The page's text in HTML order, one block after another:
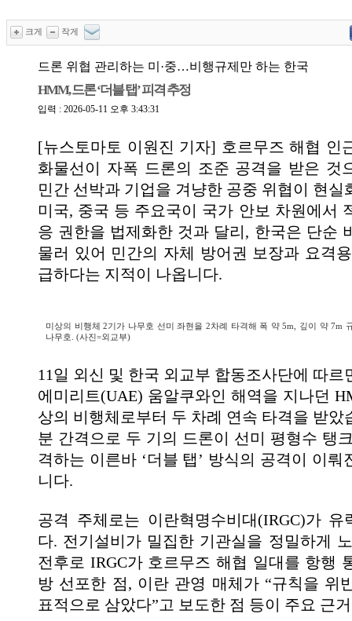
크게 작게
드론 위협 관리하는 미·중…비행규제만 하는 한국
HMM, 드론 ‘더블 탭’ 피격 추정
입력 : 2026-05-11 오후 3:43:31
[뉴스토마토 이원진 기자] 호르무즈 해협 인
화물선이 자폭 드론의 조준 공격을 받은 것
민간 선박과 기업을 겨냥한 공중 위협이 현실
미국, 중국 등 주요국이 국가 안보 차원에서
응 권한을 법제화한 것과 달리, 한국은 단순
물러 있어 민간의 자체 방어권 보장과 요격
급하다는 지적이 나옵니다.
미상의 비행체 2기가 나무호 선미 좌현을 2차례 타격해 폭 약 5m, 깊이 약 7m
나무호. (사진=외교부)
11일 외신 및 한국 외교부 합동조사단에 따르
에미리트(UAE) 움알쿠와인 해역을 지나던
상의 비행체로부터 두 차례 연속 타격을 받았
분 간격으로 두 기의 드론이 선미 평형수 탱
격하는 이른바 ‘더블 탭’ 방식의 공격이 이뤄
니다.
공격 주체로는 이란혁명수비대(IRGC)가 유
다. 전기설비가 밀집한 기관실을 정밀하게
전후로 IRGC가 호르무즈 해협 일대를 항행
방 선포한 점, 이란 관영 매체가 “규칙을 위
표적으로 삼았다”고 보도한 점 등이 주요 근